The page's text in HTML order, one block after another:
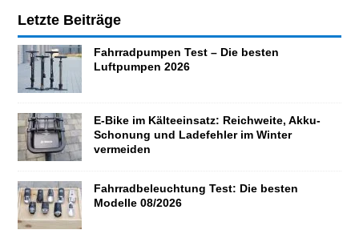
Letzte Beiträge
Fahrradpumpen Test – Die besten
Luftpumpen 2026
E-Bike im Kälteeinsatz: Reichweite, Akku-
Schonung und Ladefehler im Winter
vermeiden
Fahrradbeleuchtung Test: Die besten
Modelle 08/2026